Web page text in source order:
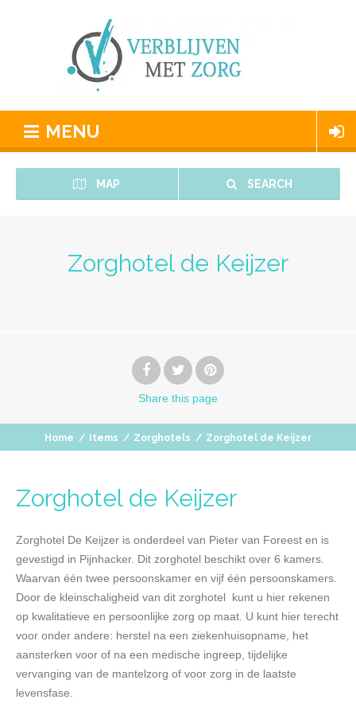
MENU
MAP SEARCH
Zorghotel de Keijzer
Share this page
Home / Items / Zorghotels / Zorghotel de Keijzer
Zorghotel de Keijzer
Zorghotel De Keijzer is onderdeel van Pieter van Foreest en is
gevestigd in Pijnhacker. Dit zorghotel beschikt over 6 kamers.
Waarvan één twee persoonskamer en vijf één persoonskamers.
Door de kleinschaligheid van dit zorghotel kunt u hier rekenen
op kwalitatieve en persoonlijke zorg op maat. U kunt hier terecht
voor onder andere: herstel na een ziekenhuisopname, het
aansterken voor of na een medische ingreep, tijdelijke
vervanging van de mantelzorg of voor zorg in de laatste
levensfase.